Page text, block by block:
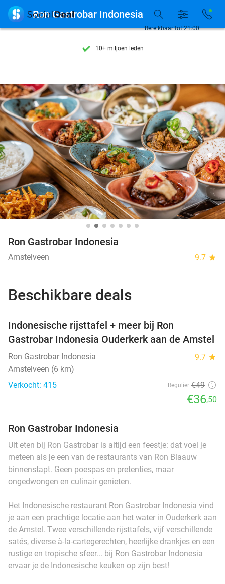
7 dagen per week beschikbaar
10+ miljoen leden
7 dagen per week beschikbaar
10+ miljoen leden
Bereikbaar tot 21:00
 Ron Gastrobar Indonesia
Ron Gastrobar Indonesia
Amstelveen 9.7 star
Beschikbare deals
Indonesische rijsttafel + meer bij Ron
Gastrobar Indonesia Ouderkerk aan de Amstel
Ron Gastrobar Indonesia 9.7 star
Amstelveen (6 km)
Verkocht: 415
Regulier €49
€36,50
Ron Gastrobar Indonesia
Uit eten bij Ron Gastrobar is altijd een feestje: dat voel je
meteen als je een van de restaurants van Ron Blaauw
binnenstapt. Geen poespas en pretenties, maar
ongedwongen en culinair genieten.
Het Indonesische restaurant Ron Gastrobar Indonesia vind
je aan een prachtige locatie aan het water in Ouderkerk aan
de Amstel. Twee verschillende rijsttafels, vijf verschillende
satés, diverse à-la-cartegerechten, heerlijke drankjes en een
rustige en tropische sfeer... bij Ron Gastrobar Indonesia
ervaar je de Indonesische keuken op zijn best!